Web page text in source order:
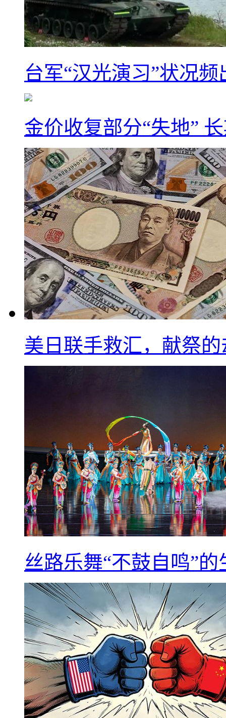
台军“汉光演习”状况
金价收复部分“失地”
美日联手救汇，献祭
丝路乐舞“不鼓自鸣”